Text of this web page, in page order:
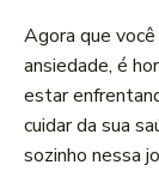
Agora que
ansiedade, é
estar
cuidar da sua
sozinho nessa